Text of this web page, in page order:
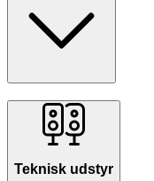
Teknisk udstyr